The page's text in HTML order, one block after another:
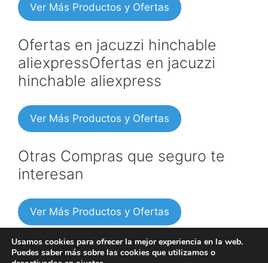
Ver Más Productos y Ofertas
Ofertas en jacuzzi hinchable
aliexpressOfertas en jacuzzi
hinchable aliexpress
Ver Más Productos y Ofertas
Otras Compras que seguro te
interesan
Ver Más Productos y Ofertas
Usamos cookies para ofrecer la mejor experiencia en la web.
Puedes saber más sobre las cookies que utilizamos o